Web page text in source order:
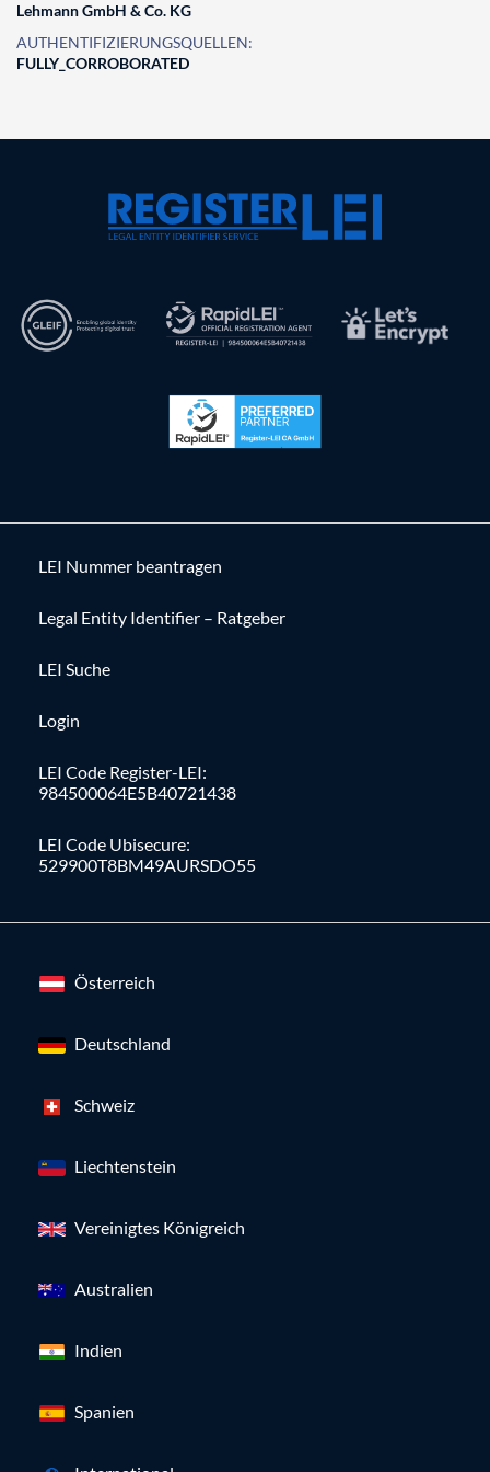
Lehmann GmbH & Co. KG
AUTHENTIFIZIERUNGSQUELLEN:
FULLY_CORROBORATED
LEI Nummer beantragen
Legal Entity Identifier – Ratgeber
LEI Suche
Login
LEI Code Register-LEI:
984500064E5B40721438
LEI Code Ubisecure:
529900T8BM49AURSDO55
Österreich
Deutschland
Schweiz
Liechtenstein
Vereinigtes Königreich
Australien
Indien
Spanien